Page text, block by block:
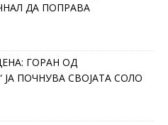
ДА ПОПРАВА
ГОРАН ОД
ПОЧНУВА СВОЈАТА СОЛО